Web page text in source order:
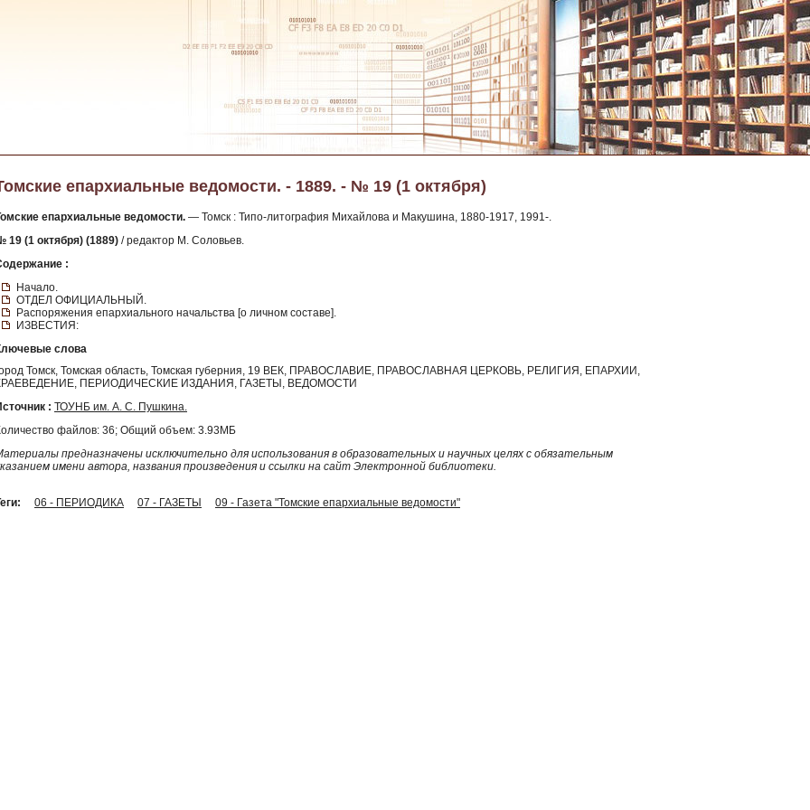
епархиальные ведомости. - 1889. - № 19 (1 октября)
епархиальные ведомости. — Томск : Типо-литография Михайлова и Макушина, 1880-1917, 1991-.
19 (1 октября) (1889) / редактор М. Соловьев.
:
Начало.
ОТДЕЛ ОФИЦИАЛЬНЫЙ.
Распоряжения епархиального начальства [о личном составе].
ИЗВЕСТИЯ:
слова
Томск, Томская область, Томская губерния, 19 ВЕК, ПРАВОСЛАВИЕ, ПРАВОСЛАВНАЯ ЦЕРКОВЬ, РЕЛИГИЯ, ЕПАРХИИ,
ПЕРИОДИЧЕСКИЕ ИЗДАНИЯ, ГАЗЕТЫ, ВЕДОМОСТИ
: ТОУНБ им. А. С. Пушкина.
файлов: 36; Общий объем: 3.93МБ
предназначены исключительно для использования в образовательных и научных целях с обязательным
имени автора, названия произведения и ссылки на сайт Электронной библиотеки.
06 - ПЕРИОДИКА 07 - ГАЗЕТЫ 09 - Газета "Томские епархиальные ведомости"